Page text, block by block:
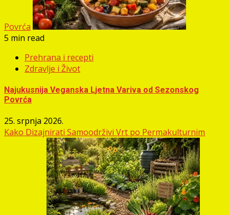
Povrća
5 min read
Prehrana i recepti
Zdravlje i Život
Najukusnija Veganska Ljetna Variva od Sezonskog
Povrća
25. srpnja 2026.
Kako Dizajnirati Samoodrživi Vrt po Permakulturnim